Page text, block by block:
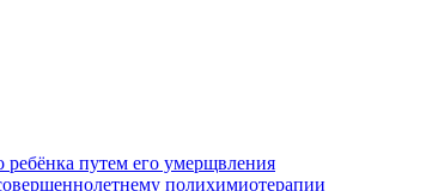
ребёнка путем его умерщвления
полихимиотерапии